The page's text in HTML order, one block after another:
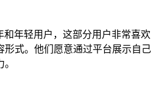
和年轻用户，这部分用户非常喜欢
形式。他们愿意通过平台展示自己